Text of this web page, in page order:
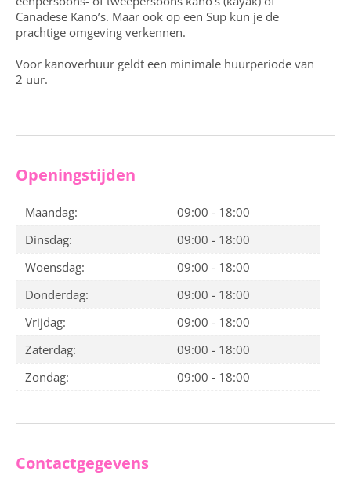
Canadese Kano’s. Maar ook op een Sup kun je de
prachtige omgeving verkennen.
Voor kanoverhuur geldt een minimale huurperiode van
2 uur.
Openingstijden
Maandag:
09:00 - 18:00
Dinsdag:
09:00 - 18:00
Woensdag:
09:00 - 18:00
Donderdag:
09:00 - 18:00
Vrijdag:
09:00 - 18:00
Zaterdag:
09:00 - 18:00
Zondag:
09:00 - 18:00
Contactgegevens